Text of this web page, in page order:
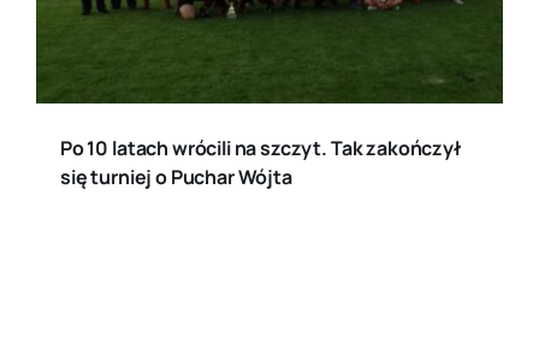
Po 10 latach wrócili na szczyt. Tak zakończył
się turniej o Puchar Wójta